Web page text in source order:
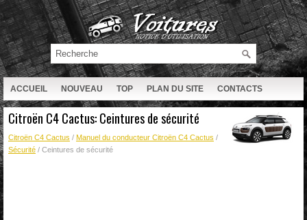
ACCUEIL NOUVEAU TOP PLAN DU SITE CONTACTS
RECHERCHE
Citroën C4 Cactus: Ceintures de sécurité
Citroën C4 Cactus / Manuel du conducteur Citroën C4 Cactus /
Sécurité / Ceintures de sécurité